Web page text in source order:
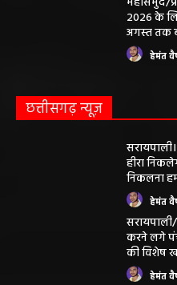
2026 के
अगस्त तक
हेमंत
छत्तीसगढ़ न्यूज़
हीरा
निकलना
हेमंत
करने लगे
की विशेष
हेमंत